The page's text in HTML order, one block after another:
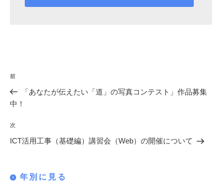
投
稿
ナ
ビ
ゲ
シ
過
去
の
稿
前
「あなたが伝えたい「道」の写真コンテスト」作品募集
中！
次
の
次
ICT活用工事（基礎編）講習会（Web）の開催について
年別に見る